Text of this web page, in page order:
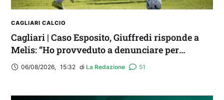
CAGLIARI CALCIO
Cagliari | Caso Esposito, Giuffredi risponde a
Melis: “Ho provveduto a denunciare per
diffamazione aggravata”
06/08/2026, 15:32 di La Redazione 51